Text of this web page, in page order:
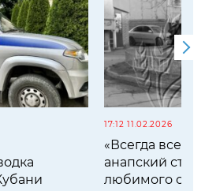
17:12 11.02.2026
«Всегда всем
анапский
любимого